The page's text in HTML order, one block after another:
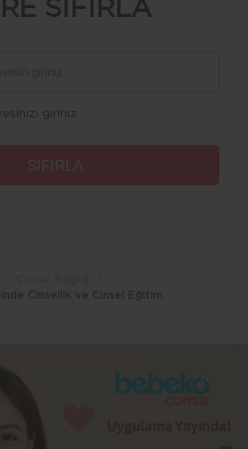
SIFIRLA
giriniz